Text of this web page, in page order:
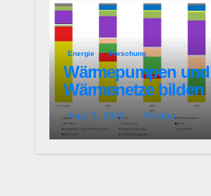
Energie Forschung
Wärmepumpen und
Wärmenetze bilden
Rückgrat effizienter
Wärmeversorgung
Aug. 5, 2026 Philipp